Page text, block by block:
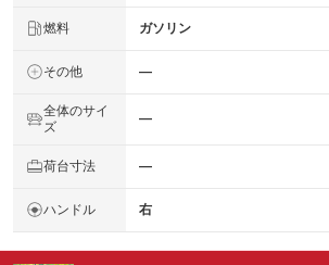
燃料 ガソリン
その他 ―
全体のサイ
ズ
―
荷台寸法 ―
ハンドル 右